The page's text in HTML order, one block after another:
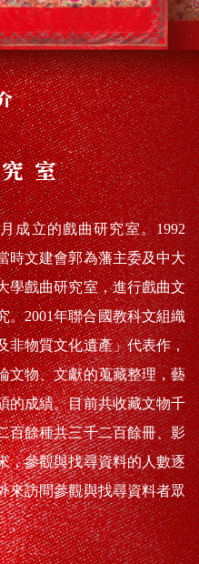
室
成立的戲曲研究室。1992
時文建會郭為藩主委及中大
學戲曲研究室，進行戲曲文
。2001年聯合國教科文組織
非物質文化遺產」代表作，
文物、文獻的蒐藏整理，藝
的成績。目前共收藏文物千
百餘種共三千二百餘冊、影
，參觀與找尋資料的人數逐
來訪問參觀與找尋資料者眾